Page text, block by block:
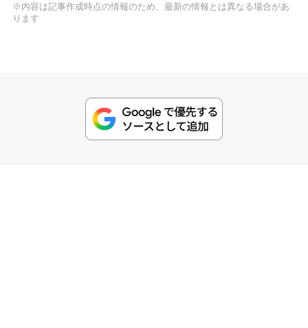
※内容は記事作成時点の情報のため、最新の情報とは異なる場合があ
ります